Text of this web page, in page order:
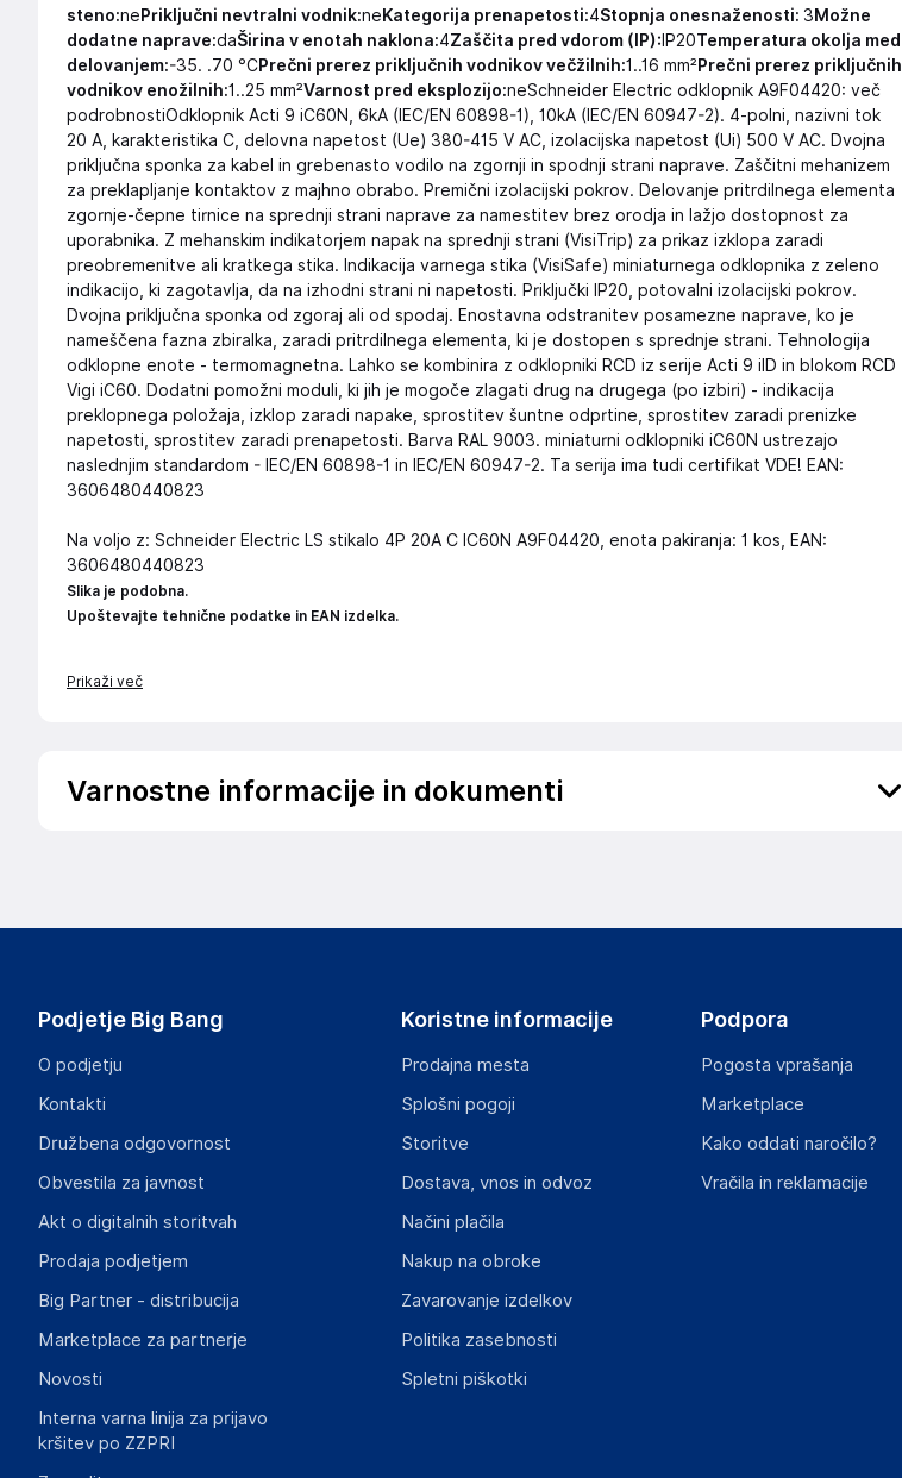
steno:nePriključni nevtralni vodnik:neKategorija prenapetosti:4Stopnja onesnaženosti: 3Možne
dodatne naprave:daŠirina v enotah naklona:4Zaščita pred vdorom (IP): IP20Temperatura okolja med
delovanjem:-35. .70 °CPrečni prerez priključnih vodnikov večžilnih:1..16 mm²Prečni prerez priključnih
vodnikov enožilnih:1..25 mm²Varnost pred eksplozijo:neSchneider Electric odklopnik A9F04420: več
podrobnostiOdklopnik Acti 9 iC60N, 6kA (IEC/EN 60898-1), 10kA (IEC/EN 60947-2). 4-polni, nazivni tok
20 A, karakteristika C, delovna napetost (Ue) 380-415 V AC, izolacijska napetost (Ui) 500 V AC. Dvojna
priključna sponka za kabel in grebenasto vodilo na zgornji in spodnji strani naprave. Zaščitni mehanizem
za preklapljanje kontaktov z majhno obrabo. Premični izolacijski pokrov. Delovanje pritrdilnega elementa
zgornje-čepne tirnice na sprednji strani naprave za namestitev brez orodja in lažjo dostopnost za
uporabnika. Z mehanskim indikatorjem napak na sprednji strani (VisiTrip) za prikaz izklopa zaradi
preobremenitve ali kratkega stika. Indikacija varnega stika (VisiSafe) miniaturnega odklopnika z zeleno
indikacijo, ki zagotavlja, da na izhodni strani ni napetosti. Priključki IP20, potovalni izolacijski pokrov.
Dvojna priključna sponka od zgoraj ali od spodaj. Enostavna odstranitev posamezne naprave, ko je
nameščena fazna zbiralka, zaradi pritrdilnega elementa, ki je dostopen s sprednje strani. Tehnologija
odklopne enote - termomagnetna. Lahko se kombinira z odklopniki RCD iz serije Acti 9 iID in blokom RCD
Vigi iC60. Dodatni pomožni moduli, ki jih je mogoče zlagati drug na drugega (po izbiri) - indikacija
preklopnega položaja, izklop zaradi napake, sprostitev šuntne odprtine, sprostitev zaradi prenizke
napetosti, sprostitev zaradi prenapetosti. Barva RAL 9003. miniaturni odklopniki iC60N ustrezajo
naslednjim standardom - IEC/EN 60898-1 in IEC/EN 60947-2. Ta serija ima tudi certifikat VDE! EAN:
3606480440823
Na voljo z: Schneider Electric LS stikalo 4P 20A C IC60N A9F04420, enota pakiranja: 1 kos, EAN:
3606480440823
Slika je podobna.
Upoštevajte tehnične podatke in EAN izdelka.
Prikaži več
Varnostne informacije in dokumenti
geral@bighub.store
Gospodarski subjekt s sedežem v EU, ki zagotavlja skladnost izdelka z zahtevanimi predpisi.
21003
Spain
Podjetje Big Bang
O podjetju
Kontakti
Družbena odgovornost
Obvestila za javnost
Akt o digitalnih storitvah
Prodaja podjetjem
Big Partner - distribucija
Marketplace za partnerje
Novosti
Interna varna linija za prijavo
kršitev po ZZPRI
Koristne informacije
Prodajna mesta
Splošni pogoji
Storitve
Dostava, vnos in odvoz
Načini plačila
Nakup na obroke
Zavarovanje izdelkov
Politika zasebnosti
Spletni piškotki
Podpora
Pogosta vprašanja
Marketplace
Kako oddati naročilo?
Vračila in reklamacije